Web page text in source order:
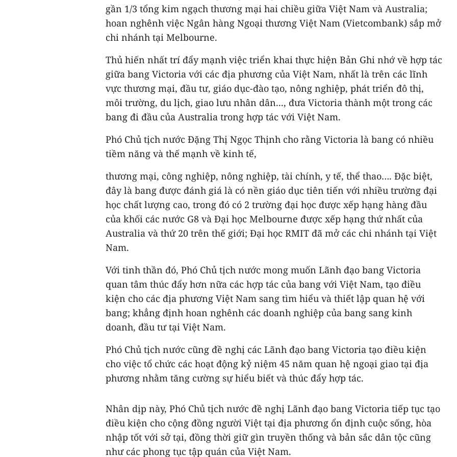
gần 1/3 tổng kim ngạch thương mại hai chiều giữa Việt Nam và Australia;
hoan nghênh việc Ngân hàng Ngoại thương Việt Nam (Vietcombank) sắp mở
chi nhánh tại Melbourne.
Thủ hiến nhất trí đẩy mạnh việc triển khai thực hiện Bản Ghi nhớ về hợp tác
giữa bang Victoria với các địa phương của Việt Nam, nhất là trên các lĩnh
vực thương mại, đầu tư, giáo dục-đào tạo, nông nghiệp, phát triển đô thị,
môi trường, du lịch, giao lưu nhân dân..., đưa Victoria thành một trong các
bang đi đầu của Australia trong hợp tác với Việt Nam.
Phó Chủ tịch nước Đặng Thị Ngọc Thịnh cho rằng Victoria là bang có nhiều
tiềm năng và thế mạnh về kinh tế,
thương mại, công nghiệp, nông nghiệp, tài chính, y tế, thể thao…. Đặc biệt,
đây là bang được đánh giá là có nền giáo dục tiên tiến với nhiều trường đại
học chất lượng cao, trong đó có 2 trường đại học được xếp hạng hàng đầu
của khối các nước G8 và Đại học Melbourne được xếp hạng thứ nhất của
Australia và thứ 20 trên thế giới; Đại học RMIT đã mở các chi nhánh tại Việt
Nam.
Với tinh thần đó, Phó Chủ tịch nước mong muốn Lãnh đạo bang Victoria
quan tâm thúc đẩy hơn nữa các hợp tác của bang với Việt Nam, tạo điều
kiện cho các địa phương Việt Nam sang tìm hiểu và thiết lập quan hệ với
bang; khẳng định hoan nghênh các doanh nghiệp của bang sang kinh
doanh, đầu tư tại Việt Nam.
Phó Chủ tịch nước cũng đề nghị các Lãnh đạo bang Victoria tạo điều kiện
cho việc tổ chức các hoạt động kỷ niệm 45 năm quan hệ ngoại giao tại địa
phương nhằm tăng cường sự hiểu biết và thúc đẩy hợp tác.
Nhân dịp này, Phó Chủ tịch nước đề nghị Lãnh đạo bang Victoria tiếp tục tạo
điều kiện cho cộng đồng người Việt tại địa phương ổn định cuộc sống, hòa
nhập tốt với sở tại, đồng thời giữ gìn truyền thống và bản sắc dân tộc cũng
như các phong tục tập quán của Việt Nam.